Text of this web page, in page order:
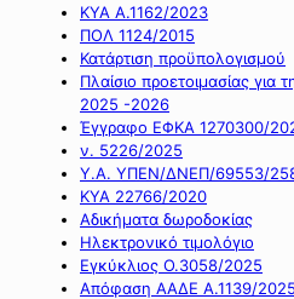
ΚΥΑ Α.1162/2023
ΠΟΛ 1124/2015
Κατάρτιση προϋπολογισμού
Πλαίσιο προετοιμασίας για
2025 -2026
Έγγραφο ΕΦΚΑ 1270300/
ν. 5226/2025
Υ.Α. ΥΠΕΝ/ΔΝΕΠ/69553/
ΚΥΑ 22766/2020
Αδικήματα δωροδοκίας
Ηλεκτρονικό τιμολόγιο
Εγκύκλιος Ο.3058/2025
Απόφαση ΑΑΔΕ Α.1139/2025